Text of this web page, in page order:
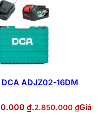
ADJZ02-16DM
₫.2.850.000 ₫Giá